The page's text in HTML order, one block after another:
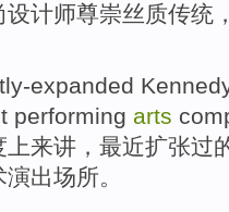
设计师尊崇丝质传统
expanded
performing arts
上来讲，最近扩张过
演出场所。